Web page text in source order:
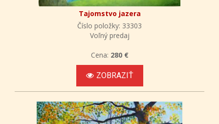
Tajomstvo jazera
Číslo položky: 33303
Voľný predaj
Cena: 280 €
ZOBRAZIŤ